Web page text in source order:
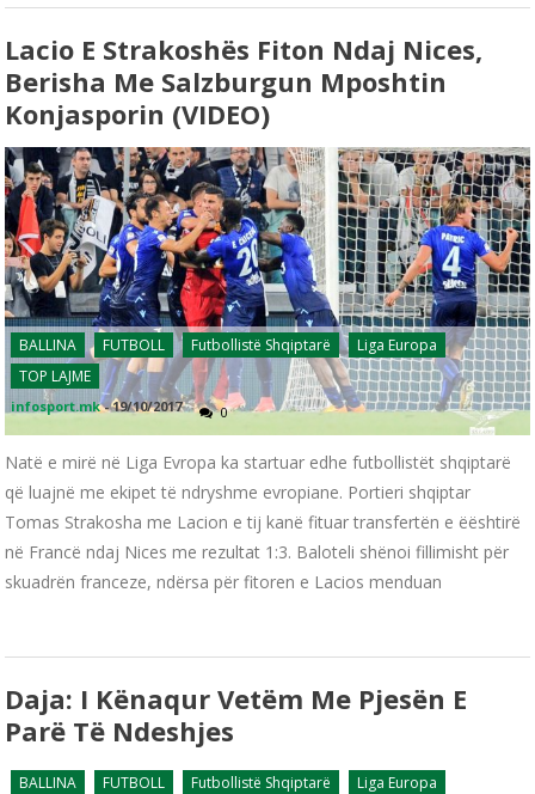
Lacio E Strakoshës Fiton Ndaj Nices,
Berisha Me Salzburgun Mposhtin
Konjasporin (VIDEO)
BALLINA FUTBOLL Futbollistë Shqiptarë
Liga Europa
TOP LAJME
infosport.mk -19/10/2017 0
Natë e mirë në Liga Evropa ka startuar edhe futbollistët shqiptarë
që luajnë me ekipet të ndryshme evropiane. Portieri shqiptar
Tomas Strakosha me Lacion e tij kanë fituar transfertën e ëështirë
në Francë ndaj Nices me rezultat 1:3. Baloteli shënoi fillimisht për
skuadrën franceze, ndërsa për fitoren e Lacios menduan
Daja: I Kënaqur Vetëm Me Pjesën E
Parë Të Ndeshjes
BALLINA FUTBOLL Futbollistë Shqiptarë
Liga Europa